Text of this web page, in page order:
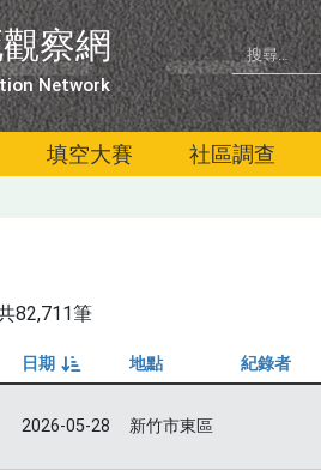
察網
Network
填空大賽 社區調查
82,711筆
日期
由小到大
地點 紀錄者
2026-05-28 新竹市東區